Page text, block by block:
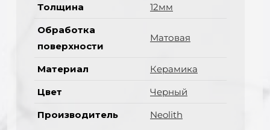
Толщина
12мм
Обработка
поверхности
Матовая
Материал
Керамика
Цвет
Черный
Производитель
Neolith